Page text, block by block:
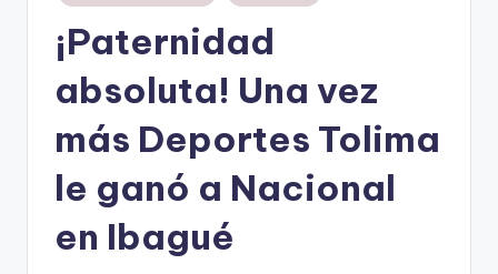
en
¡Paternidad
absoluta! Una vez
más Deportes Tolima
le ganó a Nacional
en Ibagué